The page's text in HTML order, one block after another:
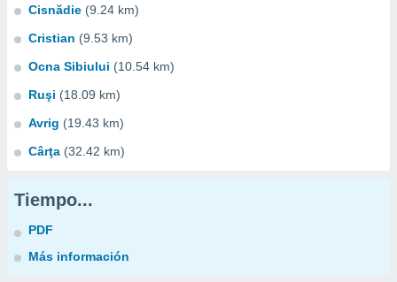
Cisnădie (9.24 km)
Cristian (9.53 km)
Ocna Sibiului (10.54 km)
Ruşi (18.09 km)
Avrig (19.43 km)
Cârţa (32.42 km)
Tiempo...
PDF
Más información